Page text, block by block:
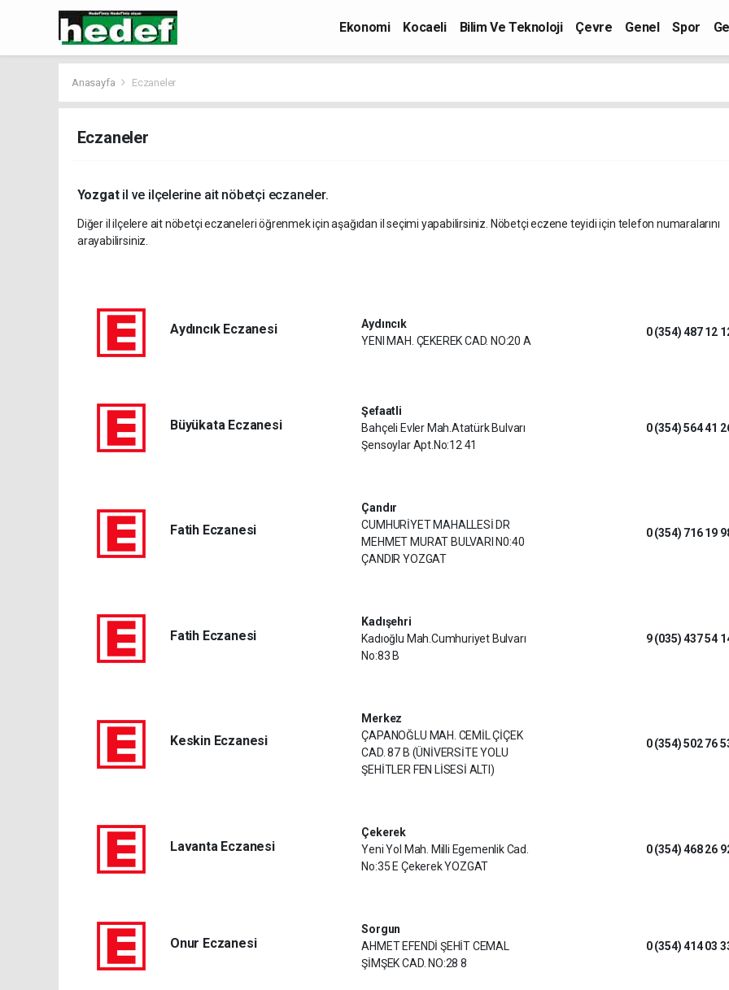
Ekonomi Kocaeli Bilim Ve Teknoloji Çevre Genel Spor
Anasayfa Eczaneler
Eczaneler
Yozgatil ve ilçelerine ait nöbetçi eczaneler.
Diğer il ilçelere ait nöbetçi eczaneleri öğrenmek için aşağıdan il seçimi yapabilirsiniz. Nöbetçi eczene teyidi için telefon numaralarını
arayabilirsiniz.
Aydıncık Eczanesi
Aydıncık
YENI MAH. ÇEKEREK CAD. NO:20 A
0 (354) 487 12
Büyükata Eczanesi
Şefaatli
Bahçeli Evler Mah.Atatürk Bulvarı
Şensoylar Apt.No:12 41
0 (354) 564 41
Fatih Eczanesi
Çandır
CUMHURİYET MAHALLESİ DR
MEHMET MURAT BULVARI N0:40
ÇANDIR YOZGAT
0 (354) 716 19
Fatih Eczanesi
Kadışehri
Kadıoğlu Mah.Cumhuriyet Bulvarı
No:83 B
9 (035) 437 54
Keskin Eczanesi
Merkez
ÇAPANOĞLU MAH. CEMİL ÇİÇEK
CAD. 87 B (ÜNİVERSİTE YOLU
ŞEHİTLER FEN LİSESİ ALTI)
0 (354) 502 76
Lavanta Eczanesi
Çekerek
Yeni Yol Mah. Milli Egemenlik Cad.
No:35 E Çekerek YOZGAT
0 (354) 468 26
Onur Eczanesi
Sorgun
AHMET EFENDİ ŞEHİT CEMAL
ŞİMŞEK CAD. NO:28 8
0 (354) 414 03